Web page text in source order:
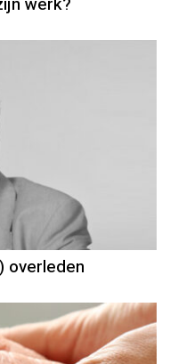
overleden